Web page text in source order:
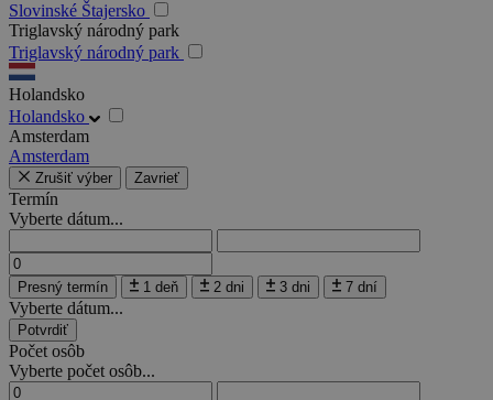
Slovinské Štajersko
Triglavský národný park
Triglavský národný park
Holandsko
Holandsko
Amsterdam
Amsterdam
Zrušiť výber Zavrieť
Termín
Vyberte dátum...
Presný termín 1 deň 2 dni 3 dni 7 dní
Vyberte dátum...
Potvrdiť
Počet osôb
Vyberte počet osôb...